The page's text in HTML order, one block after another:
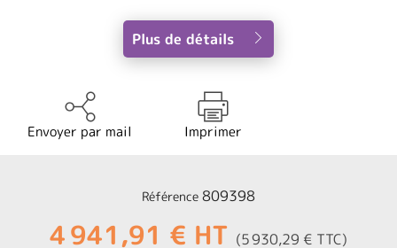
Plus de détails
Envoyer par mail Imprimer
Référence 809398
4 941,91 € HT (5 930,29 € TTC)